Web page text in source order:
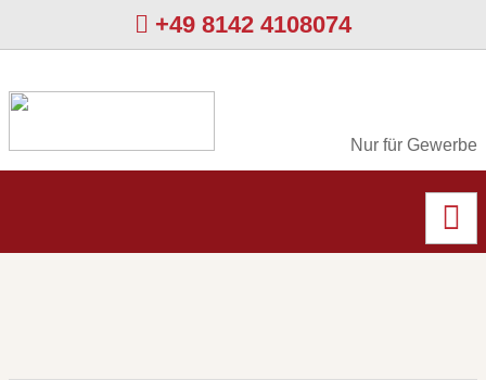
+49 8142 4108074
Nur für Gewerbe